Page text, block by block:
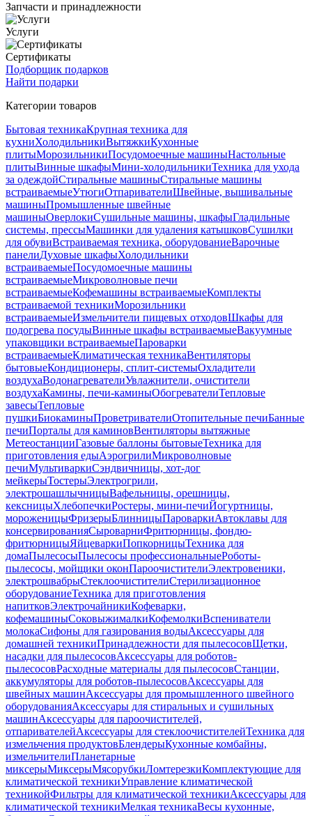
Запчасти и принадлежности
Услуги
Сертификаты
Подборщик подарков
Найти подарки
Категории товаров
Бытовая техникаКрупная техника для
кухниХолодильникиВытяжкиКухонные
плитыМорозильникиПосудомоечные машиныНастольные
плитыВинные шкафыМини-холодильникиТехника для ухода
за одеждойСтиральные машиныСтиральные машины
встраиваемыеУтюгиОтпаривателиШвейные, вышивальные
машиныПромышленные швейные
машиныОверлокиСушильные машины, шкафыГладильные
системы, прессыМашинки для удаления катышковСушилки
для обувиВстраиваемая техника, оборудованиеВарочные
панелиДуховые шкафыХолодильники
встраиваемыеПосудомоечные машины
встраиваемыеМикроволновые печи
встраиваемыеКофемашины встраиваемыеКомплекты
встраиваемой техникиМорозильники
встраиваемыеИзмельчители пищевых отходовШкафы для
подогрева посудыВинные шкафы встраиваемыеВакуумные
упаковщики встраиваемыеПароварки
встраиваемыеКлиматическая техникаВентиляторы
бытовыеКондиционеры, сплит-системыОхладители
воздухаВодонагревателиУвлажнители, очистители
воздухаКамины, печи-каминыОбогревателиТепловые
завесыТепловые
пушкиБиокаминыПроветривателиОтопительные печиБанные
печиПорталы для каминовВентиляторы вытяжные
МетеостанцииГазовые баллоны бытовыеТехника для
приготовления едыАэрогрилиМикроволновые
печиМультиваркиСэндвичницы, хот-дог
мейкерыТостерыЭлектрогрили,
электрошашлычницыВафельницы, орешницы,
кексницыХлебопечкиРостеры, мини-печиЙогуртницы,
мороженицыФризерыБлинницыПароваркиАвтоклавы для
консервированияСыроварниФритюрницы, фондю-
фритюрницыЯйцеваркиПопкорницыТехника для
домаПылесосыПылесосы профессиональныеРоботы-
пылесосы, мойщики оконПароочистителиЭлектровеники,
электрошвабрыСтеклоочистителиСтерилизационное
оборудованиеТехника для приготовления
напитковЭлектрочайникиКофеварки,
кофемашиныСоковыжималкиКофемолкиВспениватели
молокаСифоны для газирования водыАксессуары для
домашней техникиПринадлежности для пылесосовЩетки,
насадки для пылесосовАксессуары для роботов-
пылесосовРасходные материалы для пылесосовСтанции,
аккумуляторы для роботов-пылесосовАксессуары для
швейных машинАксессуары для промышленного швейного
оборудованияАксессуары для стиральных и сушильных
машинАксессуары для пароочистителей,
отпаривателейАксессуары для стеклоочистителейТехника для
измельчения продуктовБлендерыКухонные комбайны,
измельчителиПланетарные
миксерыМиксерыМясорубкиЛомтерезкиКомплектующие для
климатической техникиУправление климатической
техникойФильтры для климатической техникиАксессуары для
климатической техникиМелкая техникаВесы кухонные,